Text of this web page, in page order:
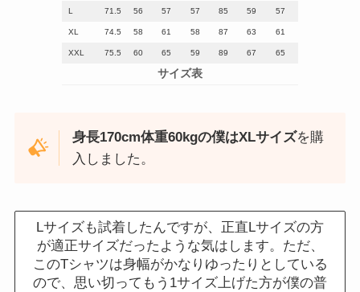
L 71.5 56 57 57 85 59 57
XL 74.5 58 61 58 87 63 61
XXL 75.5 60 65 59 89 67 65
サイズ表
身長170cm体重60kgの僕はXLサイズを購
入しました。
Lサイズも試着したんですが、正直Lサイズの方
が適正サイズだったような気はします。ただ、
このTシャツは身幅がかなりゆったりとしている
ので、思い切ってもう1サイズ上げた方が僕の普